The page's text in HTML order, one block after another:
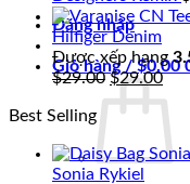
Đăng nhập
Giỏ hàng /$0.00
Hilfiger Denim
Được xếp hạng
$29.00Giá
gốc
là:
$29.00.
$29.00Giá
hiện
tại
là:
Best Selling
Sonia Rykiel